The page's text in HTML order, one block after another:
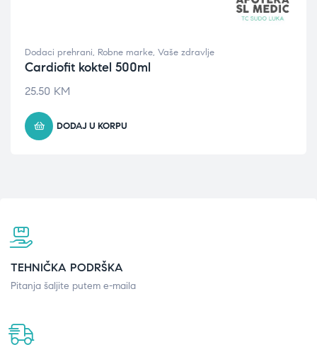
Dodaci prehrani, Robne marke, Vaše zdravlje
Cardiofit koktel 500ml
25.50 KM
DODAJ U KORPU
TEHNIČKA PODRŠKA
Pitanja šaljite putem e-maila